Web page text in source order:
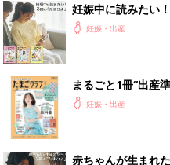
PR（KeeperSecurity）